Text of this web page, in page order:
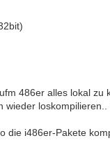
486er alles lokal zu
wieder loskompilieren..
die i486er-Pakete